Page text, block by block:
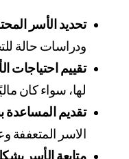
تحديد الأسر المحتاجة
ودراسات حالة
تقييم احتياجات
لها، سواء كان ماليًا،
تقديم المساعدة
الاسر المتعففة